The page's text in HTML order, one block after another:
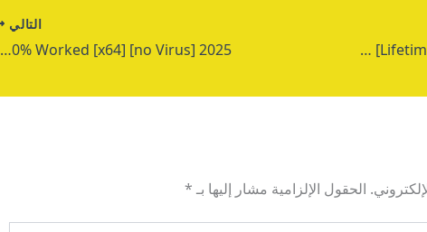
VB Decompiler Developer Portable only [Lifetime] (x64) [Lifetime] Bypass
التالي
Adobe After Effects Cracked 100% Worked [x64] [no Virus] 2025
الحقول الإلزامية مشار إليها بـ *